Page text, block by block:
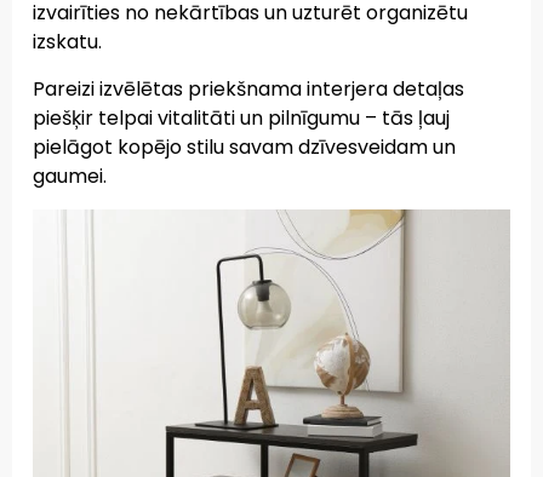
izvairīties no nekārtības un uzturēt organizētu
izskatu.
Pareizi izvēlētas priekšnama interjera detaļas
piešķir telpai vitalitāti un pilnīgumu – tās ļauj
pielāgot kopējo stilu savam dzīvesveidam un
gaumei.